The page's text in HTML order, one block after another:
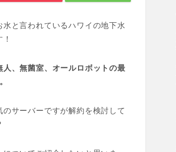
と言われているハワイの地下水
、無菌室、オールロボットの最
サーバーですが解約を検討して